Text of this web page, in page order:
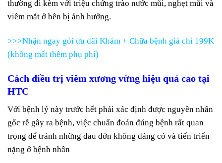
thường đi kèm với triệu chứng trào nước mũi, nghẹt mũi và
viêm mắt ở bên bị ảnh hưởng.
>>>Nhận ngay gói ưu đãi Khám + Chữa bệnh giá chỉ 199K
(không mất thêm phụ phí)
Cách điều trị viêm xương vừng hiệu quả cao tại
HTC
Với bệnh lý này trước hết phải xác định được nguyên nhân
gốc rễ gây ra bệnh, việc chuẩn đoán đúng bệnh rất quan
trọng để tránh những đau đớn không đáng có và tiến triển
nặng ở bệnh nhân